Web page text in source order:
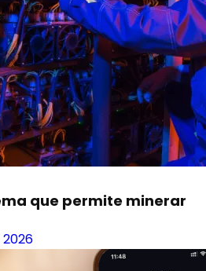
que permite minerar
2026